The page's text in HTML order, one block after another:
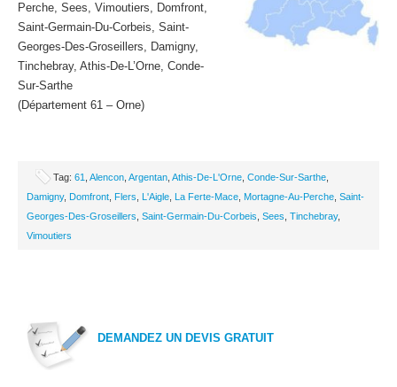
Perche, Sees, Vimoutiers, Domfront,
Saint-Germain-Du-Corbeis, Saint-
Georges-Des-Groseillers, Damigny,
Tinchebray, Athis-De-L’Orne, Conde-
Sur-Sarthe
(Département 61 – Orne)
Tag: 61 Alencon Argentan Athis-De-L'Orne Conde-Sur-Sarthe
Damigny, Domfront Flers L'Aigle La Ferte-Mace Mortagne-Au-Perche Saint-
Georges-Des-Groseillers Saint-Germain-Du-Corbeis Sees Tinchebray,
Vimoutiers
DEMANDEZ UN DEVIS GRATUIT